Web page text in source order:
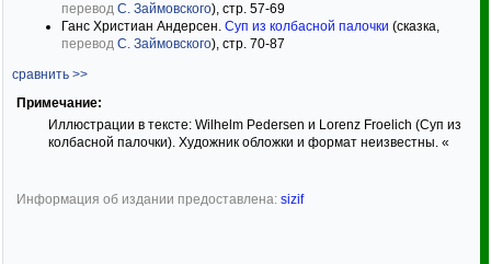
перевод С. Займовского), стр. 57-69
Ганс Христиан Андерсен. Суп из колбасной палочки (сказка,
перевод С. Займовского), стр. 70-87
сравнить >>
Примечание:
Иллюстрации в тексте: Wilhelm Pedersen и Lorenz Froelich (Суп из
колбасной палочки). Художник обложки и формат неизвестны. «
Информация об издании предоставлена: sizif